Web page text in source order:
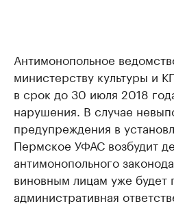
Антимонопольное
министерству культуры и
в срок до 30 июля 2018
нарушения. В случае
предупреждения в
Пермское УФАС возбудит
антимонопольного
виновным лицам уже будет
административная